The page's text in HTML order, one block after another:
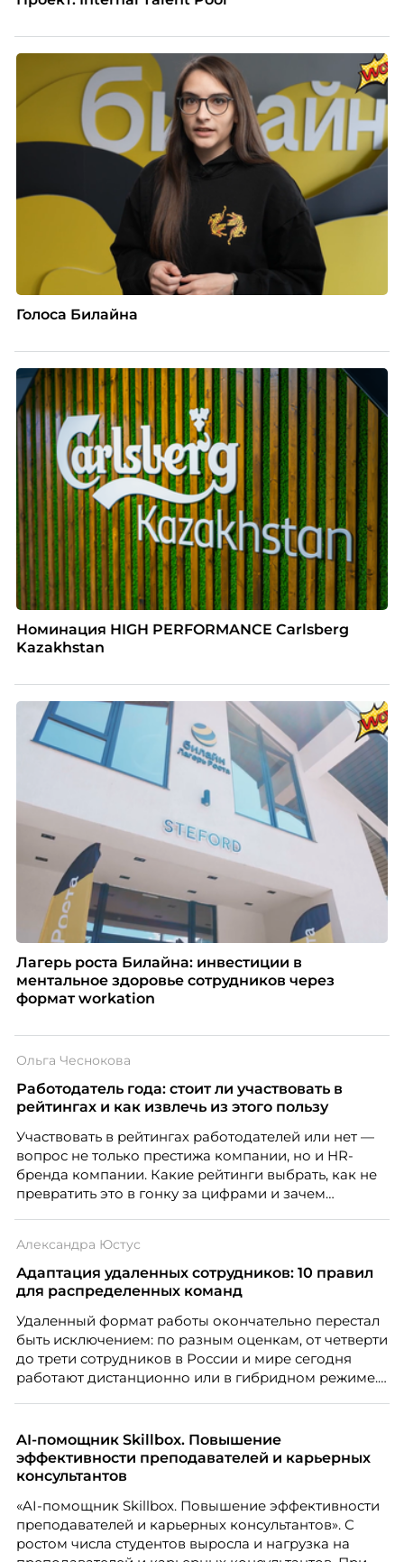
Голоса Билайна
Номинация HIGH PERFORMANCE Carlsberg
Kazakhstan
Лагерь роста Билайна: инвестиции в
ментальное здоровье сотрудников через
формат workation
Ольга Чеснокова
Работодатель года: стоит ли участвовать в
рейтингах и как извлечь из этого пользу
Участвовать в рейтингах работодателей или нет —
вопрос не только престижа компании, но и HR-
бренда компании. Какие рейтинги выбрать, как не
превратить это в гонку за цифрами и зачем
Чеснокова, HR-директор Right line.
Александра Юстус
Адаптация удаленных сотрудников: 10 правил
для распределенных команд
Удаленный формат работы окончательно перестал
быть исключением: по разным оценкам, от четверти
до трети сотрудников в России и мире сегодня
работают дистанционно или в гибридном режиме.
адаптация во многом происходит сама собой, то на
расстоянии она требует осознанного
проектирования — иначе компания рискует
AI-помощник Skillbox. Повышение
эффективности преподавателей и карьерных
консультантов
«AI-помощник Skillbox. Повышение эффективности
преподавателей и карьерных консультантов». С
ростом числа студентов выросла и нагрузка на